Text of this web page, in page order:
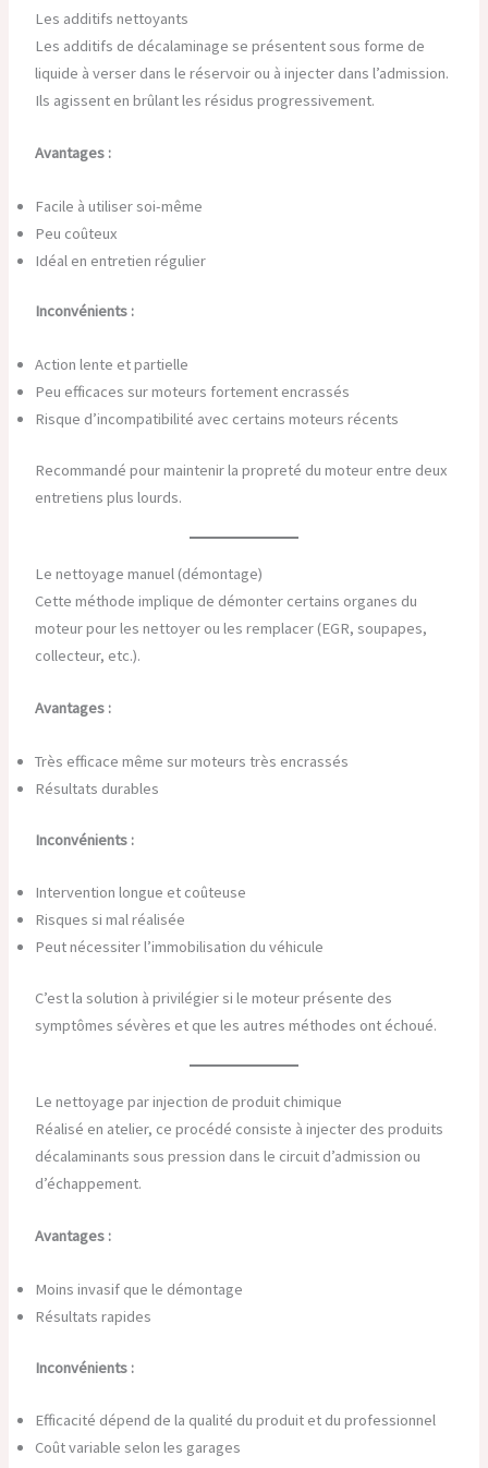
Les additifs nettoyants
Les additifs de décalaminage se présentent sous forme de
liquide à verser dans le réservoir ou à injecter dans l’admission.
Ils agissent en brûlant les résidus progressivement.
Avantages :
Facile à utiliser soi-même
Peu coûteux
Idéal en entretien régulier
Inconvénients :
Action lente et partielle
Peu efficaces sur moteurs fortement encrassés
Risque d’incompatibilité avec certains moteurs récents
Recommandé pour maintenir la propreté du moteur entre deux
entretiens plus lourds.
Le nettoyage manuel (démontage)
Cette méthode implique de démonter certains organes du
moteur pour les nettoyer ou les remplacer (EGR, soupapes,
collecteur, etc.).
Avantages :
Très efficace même sur moteurs très encrassés
Résultats durables
Inconvénients :
Intervention longue et coûteuse
Risques si mal réalisée
Peut nécessiter l’immobilisation du véhicule
C’est la solution à privilégier si le moteur présente des
symptômes sévères et que les autres méthodes ont échoué.
Le nettoyage par injection de produit chimique
Réalisé en atelier, ce procédé consiste à injecter des produits
décalaminants sous pression dans le circuit d’admission ou
d’échappement.
Avantages :
Moins invasif que le démontage
Résultats rapides
Inconvénients :
Efficacité dépend de la qualité du produit et du professionnel
Coût variable selon les garages